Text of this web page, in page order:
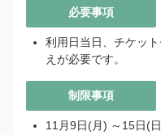
必要事項
利用日当日、チケッ
えが必要です。
制限事項
11月9日(月) ～15日(